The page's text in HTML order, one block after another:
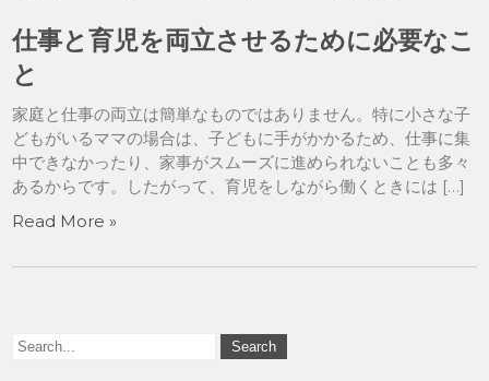
仕事と育児を両立させるために必要なこ
と
家庭と仕事の両立は簡単なものではありません。特に小さな子
どもがいるママの場合は、子どもに手がかかるため、仕事に集
中できなかったり、家事がスムーズに進められないことも多々
あるからです。したがって、育児をしながら働くときには […]
Read More »